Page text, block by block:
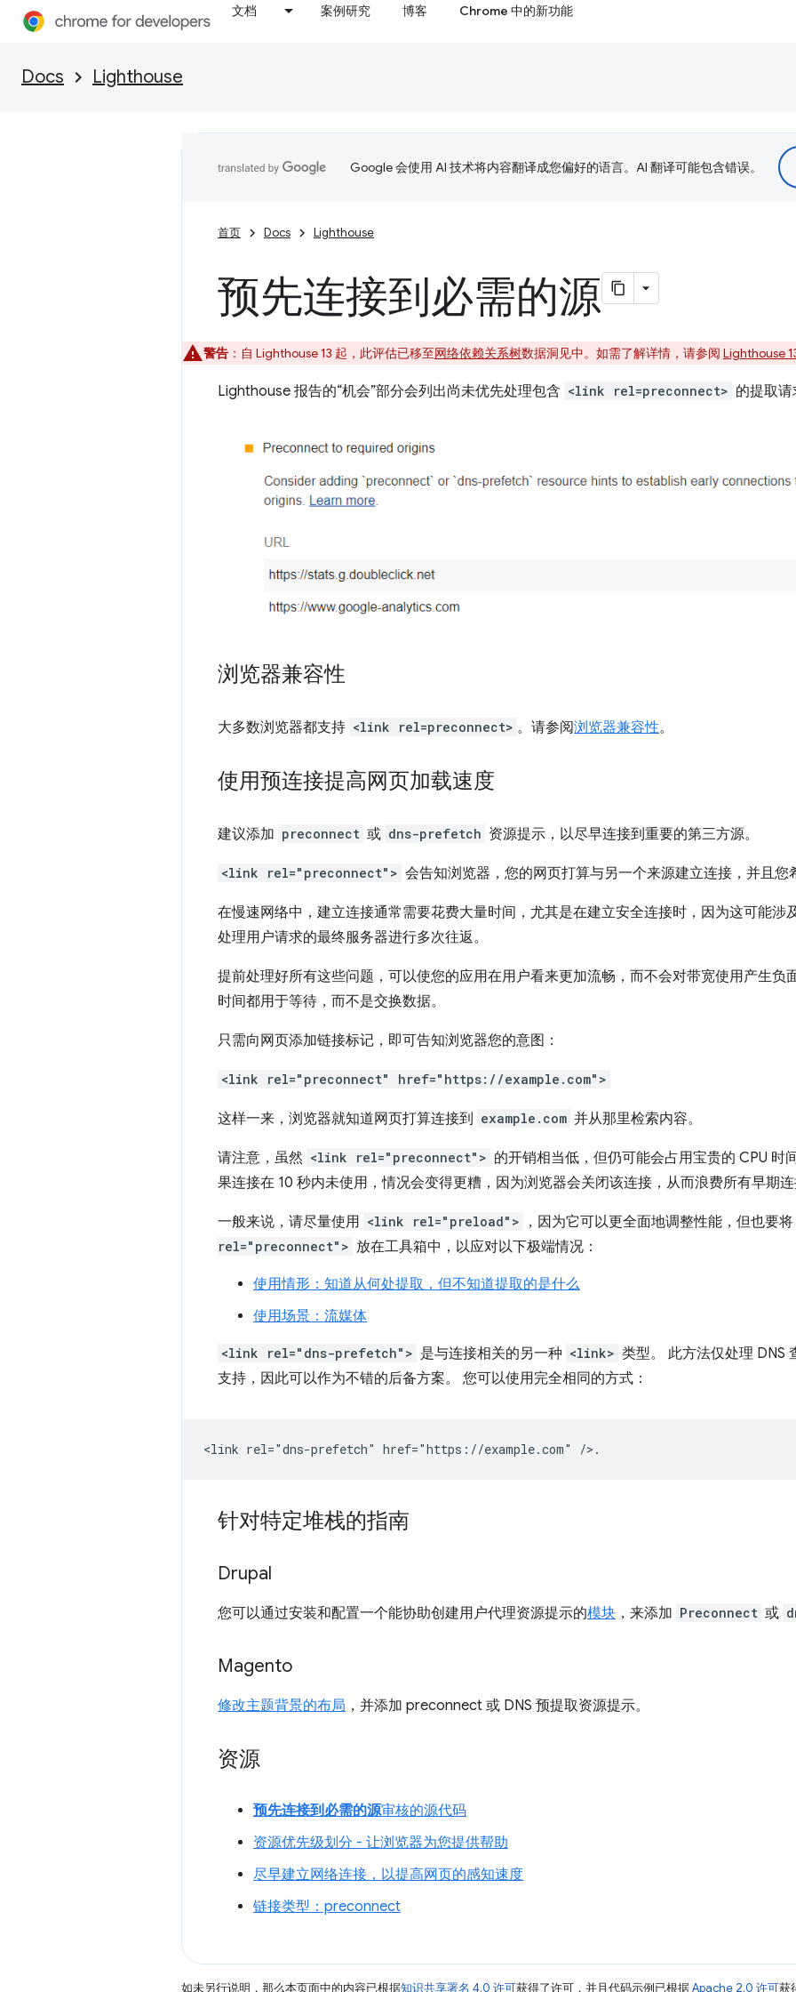
文档 案例研究 博客 Chrome 中的新功能
Docs Lighthouse
Google 会使用 AI 技术将内容翻译成您偏好的语言。AI 翻译可能包含错误。
首页 Docs Lighthouse
预先连接到必需的源
警告 ：自 Lighthouse 13 起，此评估已移至网络依赖关系树数据洞见中。如需了解详情，请参阅 Lighthouse
Lighthouse 报告的“机会”部分会列出尚未优先处理包含 <link rel=preconnect> 的提取
浏览器兼容性
大多数浏览器都支持 <link rel=preconnect> 。请参阅浏览器兼容性。
使用预连接提高网页加载速度
建议添加 preconnect 或 dns-prefetch 资源提示，以尽早连接到重要的第三方源。
<link rel="preconnect"> 会告知浏览器，您的网页打算与另一个来源建立连接，并且您
在慢速网络中，建立连接通常需要花费大量时间，尤其是在建立安全连接时，因为这可能涉
处理用户请求的最终服务器进行多次往返。
提前处理好所有这些问题，可以使您的应用在用户看来更加流畅，而不会对带宽使用产生负
时间都用于等待，而不是交换数据。
只需向网页添加链接标记，即可告知浏览器您的意图：
<link rel="preconnect" href="https://example.com">
这样一来，浏览器就知道网页打算连接到 example.com 并从那里检索内容。
请注意，虽然 <link rel="preconnect"> 的开销相当低，但仍可能会占用宝贵的 CPU 时
果连接在 10 秒内未使用，情况会变得更糟，因为浏览器会关闭该连接，从而浪费所有早期
一般来说，请尽量使用 <link rel="preload"> ，因为它可以更全面地调整性能，但也要将
rel="preconnect"> 放在工具箱中，以应对以下极端情况：
使用情形：知道从何处提取，但不知道提取的是什么
使用场景：流媒体
<link rel="dns-prefetch"> 是与连接相关的另一种 <link> 类型。 此方法仅处理 DNS
支持，因此可以作为不错的后备方案。 您可以使用完全相同的方式：
针对特定堆栈的指南
Drupal
您可以通过安装和配置一个能协助创建用户代理资源提示的模块 ，来添加 Preconnect 或
Magento
修改主题背景的布局 ，并添加 preconnect 或 DNS 预提取资源提示。
资源
预先连接到必需的源审核的源代码
资源优先级划分 - 让浏览器为您提供帮助
尽早建立网络连接，以提高网页的感知速度
链接类型：preconnect
如未另行说明，那么本页面中的内容已根据知识共享署名 4.0 许可获得了许可，并且代码示例已根据Apache 2.0 许可获